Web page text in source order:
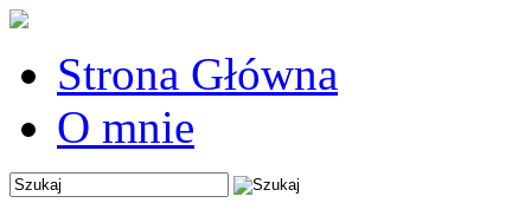
Strona Główna
O mnie